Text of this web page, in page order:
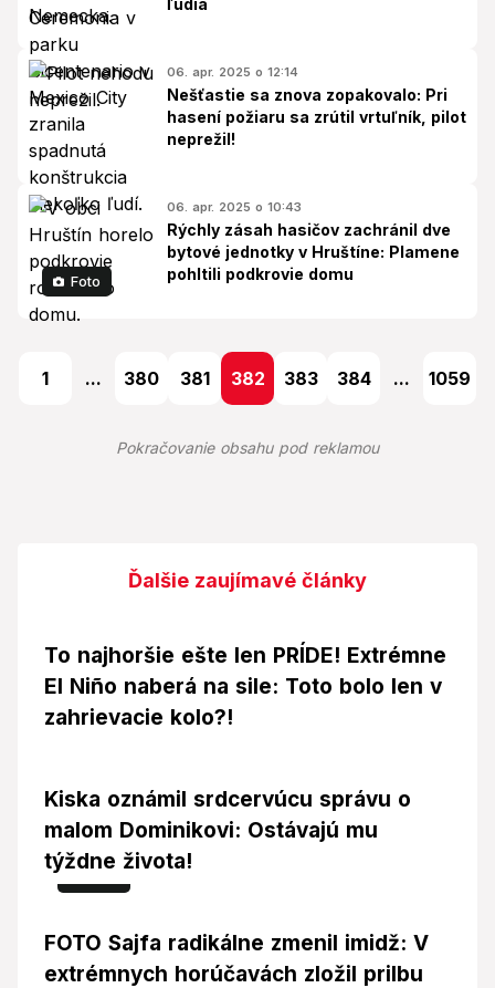
ľudia
06. apr. 2025 o 12:14
Nešťastie sa znova zopakovalo: Pri
hasení požiaru sa zrútil vrtuľník, pilot
neprežil!
Foto
06. apr. 2025 o 10:43
Rýchly zásah hasičov zachránil dve
bytové jednotky v Hruštíne: Plamene
pohltili podkrovie domu
1 ... 380 381 382 383 384 ... 1059
Pokračovanie obsahu pod reklamou
Ďalšie zaujímavé články
To najhoršie ešte len PRÍDE! Extrémne
El Niño naberá na sile: Toto bolo len v
zahrievacie kolo?!
Kiska oznámil srdcervúcu správu o
malom Dominikovi: Ostávajú mu
týždne života!
Foto
FOTO Sajfa radikálne zmenil imidž: V
extrémnych horúčavách zložil prilbu